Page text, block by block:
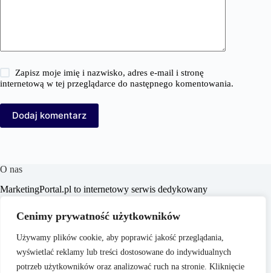
Cenimy prywatność użytkowników
Używamy plików cookie, aby poprawić jakość przeglądania,
wyświetlać reklamy lub treści dostosowane do indywidualnych
potrzeb użytkowników oraz analizować ruch na stronie. Kliknięcie
Zapisz moje imię i nazwisko, adres e-mail i stronę
internetową w tej przeglądarce do następnego komentowania.
Dodaj komentarz
O nas
MarketingPortal.pl to internetowy serwis dedykowany
oferujący szeroki wachlarz informacji, analiz oraz
praktycznych porad z zakresu marketingu, biznesu, e-
commerce, SEO/SEM, content marketingu i mediów
społecznościowych. Portal ma na celu wspieranie czytelników
w poszerzaniu wiedzy i doskonaleniu umiejętności,
dostarczając aktualnych treści dostosowanych do dynamicznie